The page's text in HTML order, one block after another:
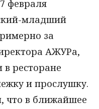
февраля
младший
за
АЖУРа,
в ресторане
и прослушку.
что в ближайшее